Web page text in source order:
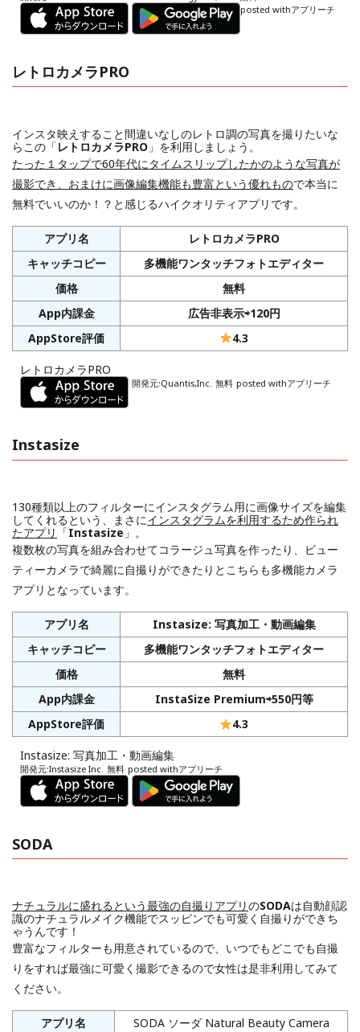
posted withアプリーチ
レトロカメラPRO
インスタ映えすること間違いなしのレトロ調の写真を撮りたいな
らこの「レトロカメラPRO 」を利用しましょう。
たった１タップで60年代にタイムスリップしたかのような写真が
撮影でき、おまけに画像編集機能も豊富という優れもので本当に
無料でいいのか！？と感じるハイクオリティアプリです。
アプリ名
レトロカメラPRO
キャッチコピー
多機能ワンタッチフォトエディター
価格
無料
App内課金
広告非表示⇨120円
AppStore評価
4.3
レトロカメラPRO
開発元:Quantis,Inc. 無料 posted withアプリーチ
Instasize
130種類以上のフィルターにインスタグラム用に画像サイズを編集
してくれるという、まさにインスタグラムを利用するため作られ
たアプリ 「Instasize 」。
複数枚の写真を組み合わせてコラージュ写真を作ったり、ビュー
ティーカメラで綺麗に自撮りができたりとこちらも多機能カメラ
アプリとなっています。
アプリ名
Instasize: 写真加工・動画編集
キャッチコピー
多機能ワンタッチフォトエディター
価格
無料
App内課金
InstaSize Premium⇨550円等
AppStore評価
4.3
Instasize: 写真加工・動画編集
開発元:Instasize Inc. 無料 posted withアプリーチ
SODA
ナチュラルに盛れるという最強の自撮りアプリのSODAは自動顔認
識のナチュラルメイク機能でスッピンでも可愛く自撮りができち
ゃうんです！
豊富なフィルターも用意されているので、いつでもどこでも自撮
りをすれば最強に可愛く撮影できるので女性は是非利用してみて
ください。
アプリ名
SODA ソーダ Natural Beauty Camera